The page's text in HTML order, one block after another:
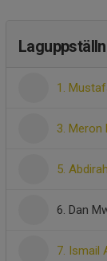
1.
3. Meron
5.
6. Dan
7. Ismail